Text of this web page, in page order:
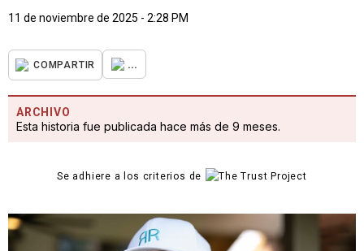
11 de noviembre de 2025 - 2:28 PM
COMPARTIR ...
ARCHIVO
Esta historia fue publicada hace más de 9 meses.
Se adhiere a los criterios de